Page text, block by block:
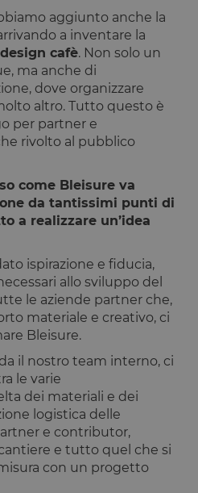
aggiunto anche la
a inventare la
cafè. Non solo un
ma anche di
dove organizzare
altro. Tutto questo è
per partner e
rivolto al pubblico
come Bleisure va
da tantissimi punti di
a realizzare un’idea
ispirazione e fiducia,
allo sviluppo del
le aziende partner che,
materiale e creativo, ci
Bleisure.
il nostro team interno, ci
le varie
dei materiali e dei
logistica delle
e contributor,
e tutto quel che si
con un progetto